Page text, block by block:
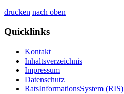
drucken nach oben
Quicklinks
Kontakt
Inhaltsverzeichnis
Impressum
Datenschutz
RatsInformationsSystem (RIS)